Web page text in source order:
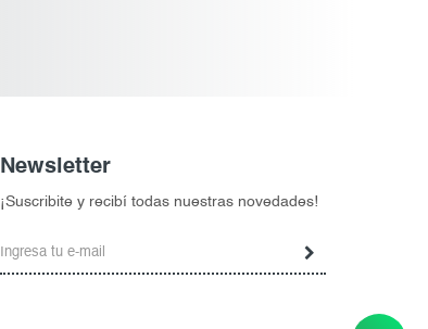
Newsletter
¡Suscribite y recibí todas nuestras novedades!